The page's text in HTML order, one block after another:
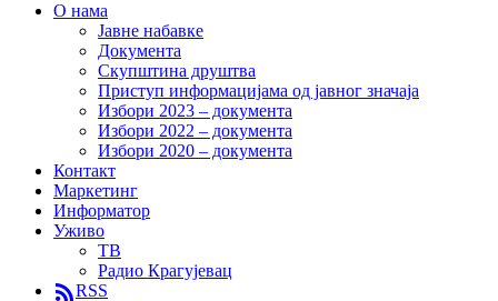
О нама
Јавне набавке
Документа
Скупштина друштва
Приступ информацијама од јавног значаја
Избори 2023 – документа
Избори 2022 – документа
Избори 2020 – документа
Контакт
Маркетинг
Информатор
Уживо
ТВ
Радио Крагујевац
RSS